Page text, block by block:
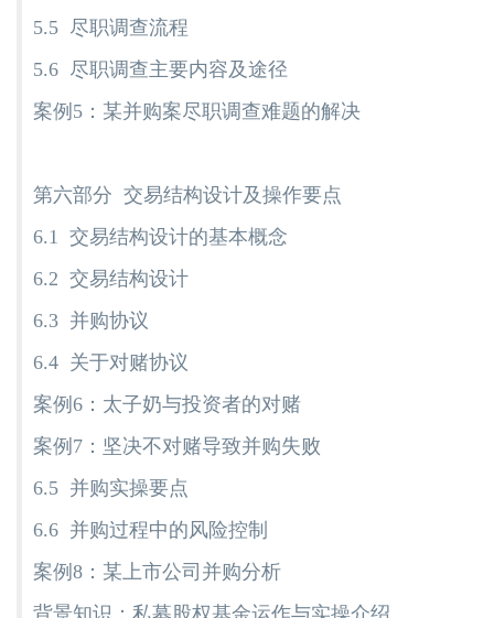
5.5 尽职调查流程
5.6 尽职调查主要内容及途径
案例5：某并购案尽职调查难题的解决
第六部分 交易结构设计及操作要点
6.1 交易结构设计的基本概念
6.2 交易结构设计
6.3 并购协议
6.4 关于对赌协议
案例6：太子奶与投资者的对赌
案例7：坚决不对赌导致并购失败
6.5 并购实操要点
6.6 并购过程中的风险控制
案例8：某上市公司并购分析
背景知识：私募股权基金运作与实操介绍